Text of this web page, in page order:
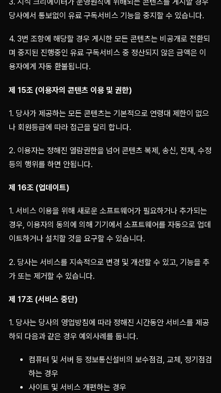
당사에서 통보없이 유료 구독서비스 기능을 중지할 수 있습니다.
4. 3번 조항에 해당할 경우 게시한 모든 콘텐츠는 비공개로 전환되
며 중지된 진행중인 유료 구독서비스 중 정산되지 않은 금액은 이
용자에게 자동 환불됩니다.
제 15조 (이용자의 콘텐츠 이용 및 권한)
1. 당사가 제공하는 모든 콘텐츠는 기본적으로 연령대 제한이 없으
나 회원등급에 따라 접근을 달리 합니다.
2. 이용자는 정해진 열람권한을 넘어 콘텐츠 복제, 송신, 전재, 수정
등의 행위를 하면 안됩니다.
제 16조 (업데이트)
1. 서비스 이용을 위해 새로운 소프트웨어가 필요하거나 추가되는
경우, 이용자의 동의에 의해 기기에서 소프트웨어를 자동으로 업데
이트하거나 설치할 것을 요구할 수 있습니다.
2. 당사는 서비스를 지속적으로 변경 및 개선할 수 있고, 기능을 추
가 또는 제거할 수 있습니다.
제 17조 (서비스 중단)
1. 당사는 당사의 영업방침에 따라 정해진 시간동안 서비스를 제공
하되 다음과 같은 경우 예외사례를 둡니다.
컴퓨터 및 서버 등 정보통신설비의 보수점검, 교체, 정기점검
하는 경우
사이트 및 서비스 개편하는 경우